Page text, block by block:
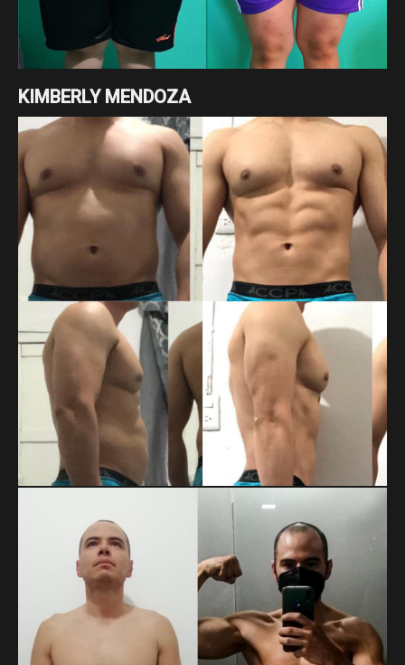
KIMBERLY MENDOZA
Cambio enfocado a pérdida de grasa
MARTIN DAHMLOW
Cambio enfocado a pérdida de grasa.